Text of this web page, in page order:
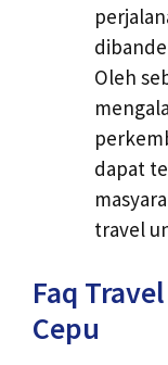
Oleh
dapat
travel
Faq
Cepu